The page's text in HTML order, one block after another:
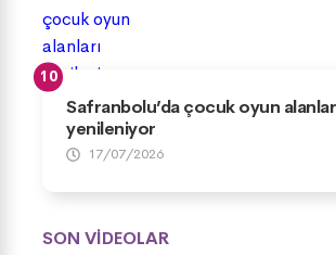
Safranbolu’da çocuk oyun
yenileniyor
17/07/2026
SON VİDEOLAR